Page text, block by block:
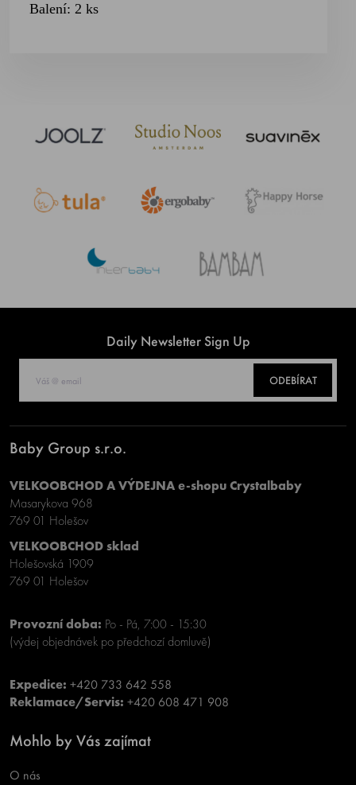
Balení: 2 ks
Daily Newsletter Sign Up
ODEBÍRAT
Baby Group s.r.o.
VELKOOBCHOD A VÝDEJNA e-shopu Crystalbaby
Masarykova 968
769 01 Holešov
VELKOOBCHOD sklad
Holešovská 1909
769 01 Holešov
Provozní doba: Po - Pá, 7:00 - 15:30
(výdej objednávek po předchozí domluvě)
Expedice: +420 733 642 558
Reklamace/Servis: +420 608 471 908
Mohlo by Vás zajímat
O nás